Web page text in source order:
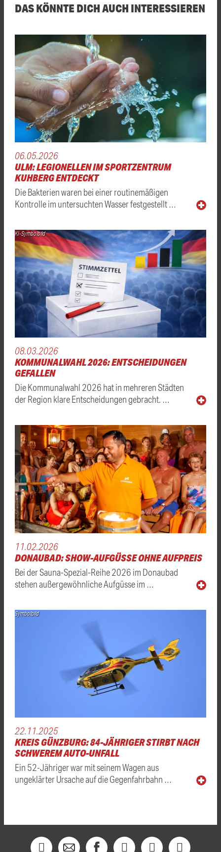
DAS KÖNNTE DICH AUCH INTERESSIEREN
06.05.2026
ULM: LEGIONELLEN IM SPORTZENTRUM
KUHBERG ENTDECKT
Die Bakterien waren bei einer routinemäßigen
Kontrolle im untersuchten Wasser festgestellt …
KI-Symbolbild
08.03.2026
KOMMUNALWAHL 2026: ENTSCHEIDUNGEN
GEFALLEN
Die Kommunalwahl 2026 hat in mehreren Städten
der Region klare Entscheidungen gebracht. …
11.02.2026
DONAUBAD: SHOW-AUFGÜSSE OHNE AUFPREIS
Bei der Sauna-Spezial-Reihe 2026 im Donaubad
stehen außergewöhnliche Aufgüsse im …
Symbolbild
22.11.2025
KREIS GÜNZBURG: 84-JÄHRIGER STIRBT NACH
SCHWEREM AUTO-UNFALL
Ein 52-Jähriger war mit seinem Wagen aus
ungeklärter Ursache auf die Gegenfahrbahn …